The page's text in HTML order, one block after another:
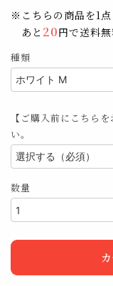
※こちらの商品を1点
あと 20円で送料無
種類
【ご購入前にこちら
い。
数量